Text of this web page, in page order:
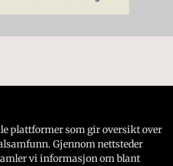
plattformer som gir oversikt over
Gjennom nettsteder
vi informasjon om blant